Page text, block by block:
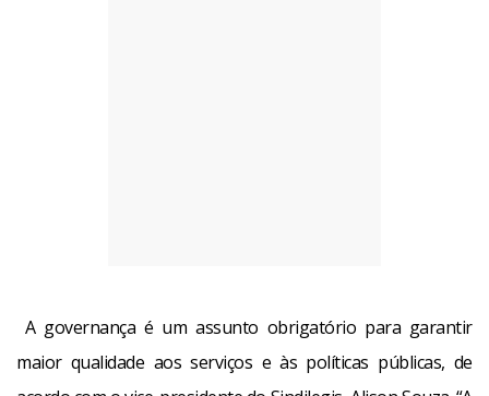
A governança é um assunto obrigatório para garantir
maior qualidade aos serviços e às políticas públicas, de